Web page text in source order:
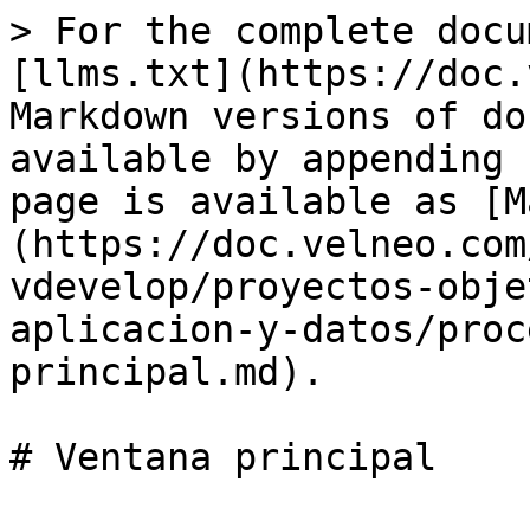
> For the complete
[llms.txt](https://
Markdown versions of
available by
page is available as
(https://
vdevelop/proyectos-
aplicacion-y-datos/
principal.md).
# Ventana principal